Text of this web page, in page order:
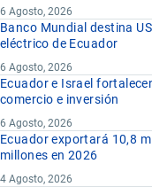
6 Agosto, 2026
Banco Mundial destina
eléctrico de Ecuador
6 Agosto, 2026
Ecuador e Israel
comercio e inversión
6 Agosto, 2026
Ecuador exportará 10,8
millones en 2026
4 Agosto, 2026